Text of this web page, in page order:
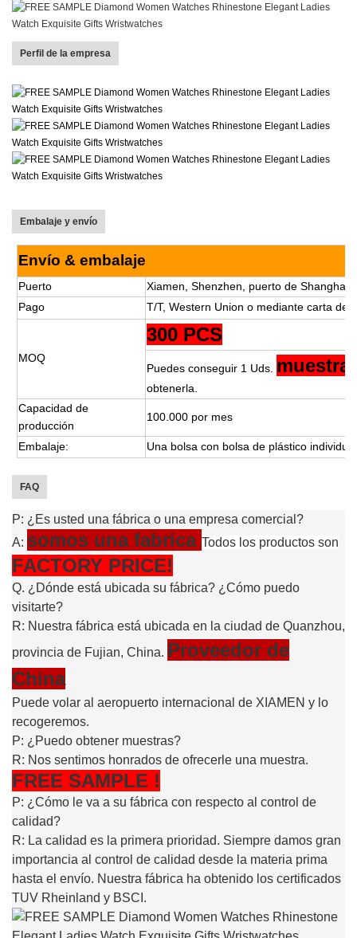
Perfil de la empresa
Embalaje y envío
Envío & embalaje
Puerto
Xiamen, Shenzhen, puerto de Shanghai,
Pago
T/T, Western Union o mediante carta de
MOQ
300 PCS
Puedes conseguir 1 Uds.
obtenerla.
Capacidad de
producción
100.000 por mes
Embalaje: Una bolsa con bolsa de plástico
FAQ
P: ¿Es usted una fábrica o una empresa comercial?
A: somos una fabrica Todos los productos son
FACTORY PRICE!
Q. ¿Dónde está ubicada su fábrica? ¿Cómo puedo
visitarte?
R: Nuestra fábrica está ubicada en la ciudad de Quanzhou,
provincia de Fujian, China. Proveedor de
China
Puede volar al aeropuerto internacional de XIAMEN y lo
recogeremos.
P: ¿Puedo obtener muestras?
R: Nos sentimos honrados de ofrecerle una muestra.
FREE SAMPLE !
P: ¿Cómo le va a su fábrica con respecto al control de
calidad?
R: La calidad es la primera prioridad. Siempre damos gran
importancia al control de calidad desde la materia prima
hasta el envío. Nuestra fábrica ha obtenido los certificados
TUV Rheinland y BSCI.